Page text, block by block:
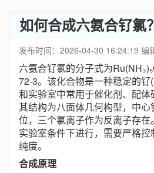
如何合成六氨合钌氯？
发布时间：2026-04-30 16:24:19 编
六氨合钌氯的分子式为
72-3。该化合物是一种稳定的
和实验室中常用于催化剂、配体
其结构为八面体几何构型，中
位，三个氯离子作为反离子存
实验室条件下进行，需要严格
纯度。
合成原理